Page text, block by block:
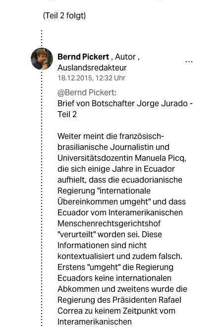
(Teil 2 folgt)
Bernd Pickert , Autor ,
Auslandsredakteur
18.12.2015, 12:32 Uhr
@Bernd Pickert:
Brief von Botschafter Jorge Jurado -
Teil 2
Weiter meint die französisch-
brasilianische Journalistin und
Universitätsdozentin Manuela Picq,
die sich einige Jahre in Ecuador
aufhielt, dass die ecuadorianische
Regierung "internationale
Übereinkommen umgeht" und dass
Ecuador vom Interamerikanischen
Menschenrechtsgerichtshof
"verurteilt" worden sei. Diese
Informationen sind nicht
kontextualisiert und zudem falsch.
Erstens "umgeht" die Regierung
Ecuadors keine internationalen
Abkommen und zweitens wurde die
Regierung des Präsidenten Rafael
Correa zu keinem Zeitpunkt vom
Interamerikanischen